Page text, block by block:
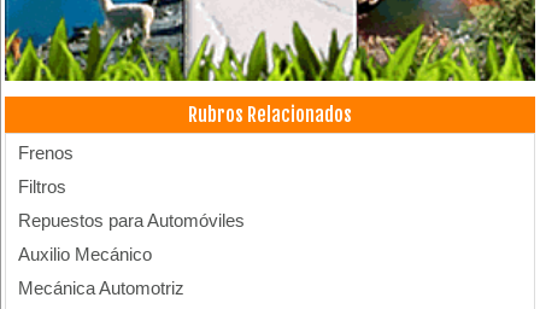
Rubros Relacionados
Frenos
Filtros
Repuestos para Automóviles
Auxilio Mecánico
Mecánica Automotriz